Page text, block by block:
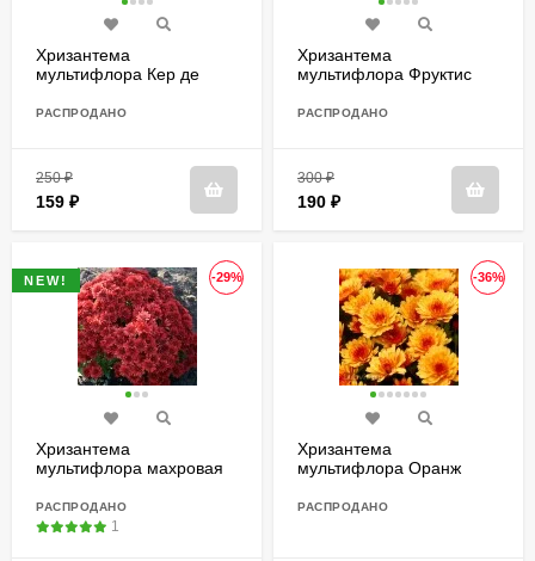
Хризантема
мультифлора Кер де
(Coeur De Lorraine R
РАСПРОДАНО
250₽
159 ₽
Хризантема
мультифлора Фруктис
РАСПРОДАНО
300₽
190 ₽
-29%
NEW!
Хризантема
мультифлора махровая
РАСПРОДАНО
1
-36%
Хризантема
мультифлора Оранж
РАСПРОДАНО